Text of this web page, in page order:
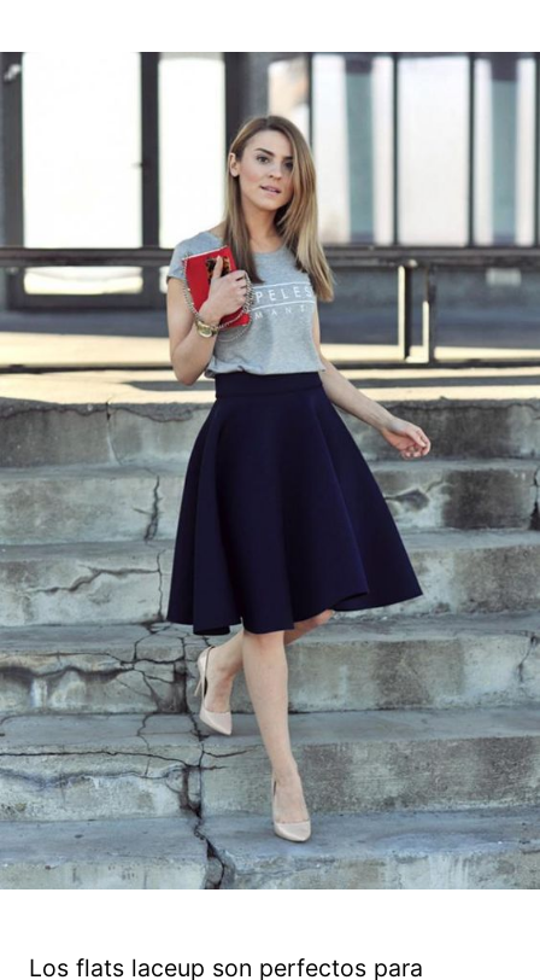
Los flats laceup son perfectos para